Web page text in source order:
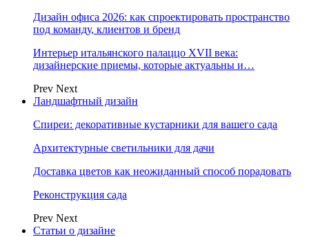
Дизайн офиса 2026: как спроектировать пространство
под команду, клиентов и бренд
Интерьер итальянского палаццо XVII века:
дизайнерские приемы, которые актуальны и…
Prev Next
Ландшафтный дизайн
Спиреи: декоративные кустарники для вашего сада
Архитектурные светильники для дачи
Доставка цветов как неожиданный способ порадовать
Реконструкция сада
Prev Next
Статьи о дизайне